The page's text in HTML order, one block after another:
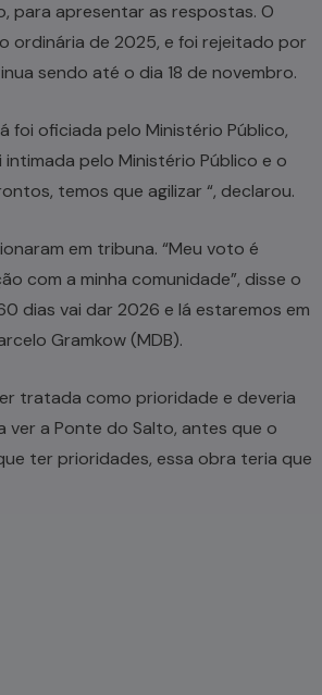
para apresentar as respostas. O
ordinária de 2025, e foi rejeitado por
sendo até o dia 18 de novembro.
foi oficiada pelo Ministério Público,
pelo Ministério Público e o
temos que agilizar “, declarou.
em tribuna. “Meu voto é
com a minha comunidade”, disse o
dias vai dar 2026 e lá estaremos em
Gramkow (MDB).
tratada como prioridade e deveria
ver a Ponte do Salto, antes que o
ter prioridades, essa obra teria que